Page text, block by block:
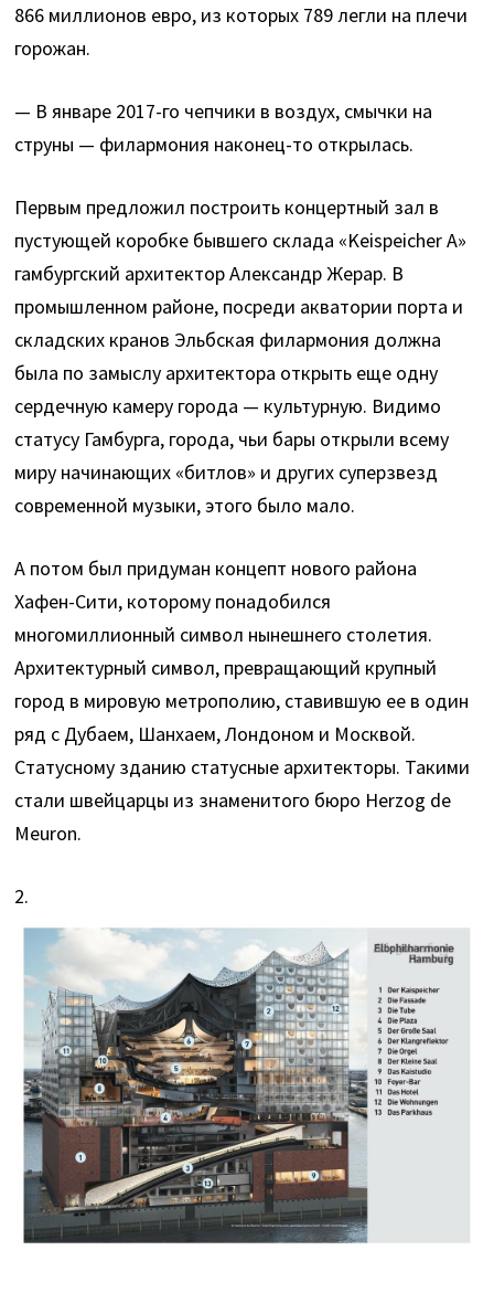
866 миллионов евро, из которых 789 легли на плечи
горожан.
— В январе 2017-го чепчики в воздух, смычки на
струны — филармония наконец-то открылась.
Первым предложил построить концертный зал в
пустующей коробке бывшего склада «Keispeicher A»
гамбургский архитектор Александр Жерар. В
промышленном районе, посреди акватории порта и
складских кранов Эльбская филармония должна
была по замыслу архитектора открыть еще одну
сердечную камеру города — культурную. Видимо
статусу Гамбурга, города, чьи бары открыли всему
миру начинающих «битлов» и других суперзвезд
современной музыки, этого было мало.
А потом был придуман концепт нового района
Хафен-Сити, которому понадобился
многомиллионный символ нынешнего столетия.
Архитектурный символ, превращающий крупный
город в мировую метрополию, ставившую ее в один
ряд с Дубаем, Шанхаем, Лондоном и Москвой.
Статусному зданию статусные архитекторы. Такими
стали швейцарцы из знаменитого бюро Herzog de
Meuron.
2.